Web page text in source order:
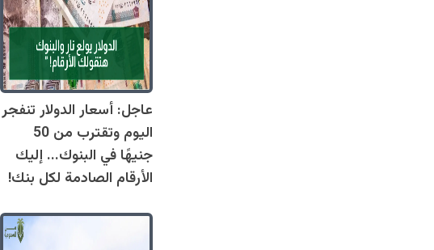
عاجل: أسعار الدولار تنفجر
اليوم وتقترب من 50
جنيهًا في البنوك... إليك
الأرقام الصادمة لكل بنك!